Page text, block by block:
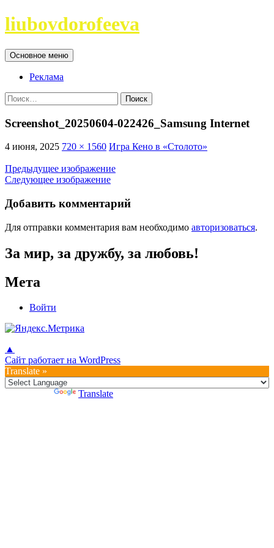
Перейти
к
liubovdorofeeva
Поиск
Основное меню
Реклама
Найти:
Screenshot_20250604-022426_Samsung Internet
4 июня, 2025 720 × 1560 Игра Кено в «Столото»
Предыдущее изображение
Следующее изображение
Добавить комментарий
Для отправки комментария вам необходимо авторизоваться.
За мир, за дружбу, за любовь!
Мета
Войти
▲
Сайт работает на WordPress
Translate »
Translate